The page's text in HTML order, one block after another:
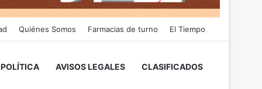
Quiénes Somos Farmacias de turno El Tiempo
POLÍTICA AVISOS LEGALES CLASIFICADOS